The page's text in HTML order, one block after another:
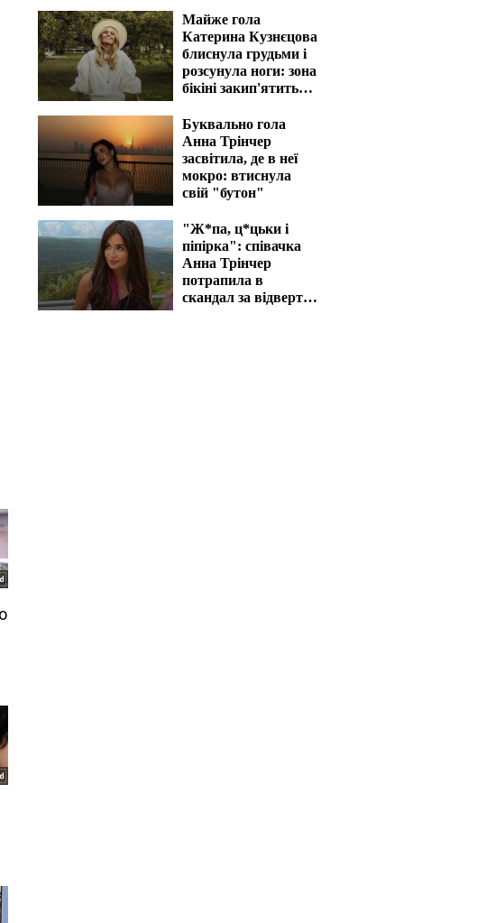
Майже гола
Катерина Кузнєцова
блиснула грудьми і
розсунула ноги: зона
бікіні закип'ятить
Буквально гола
Анна Трінчер
засвітила, де в неї
мокро: втиснула
свій "бутон"
"Ж*па, ц*цьки і
піпірка": співачка
Анна Трінчер
потрапила в
скандал за відверті